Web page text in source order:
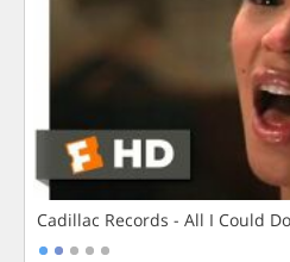
Cadillac Records - All I Could